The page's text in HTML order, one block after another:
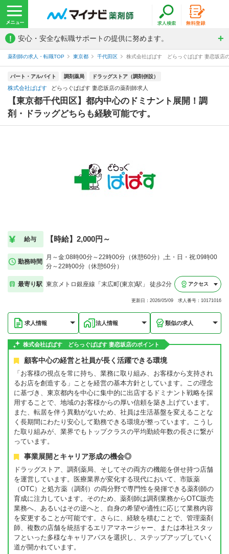
! 安心・安全な転職サポートの提供に努めます。
薬剤師の求人・転職TOP 東京都 千代田区 株式会社ぱぱす どらっぐぱぱす 妻恋坂店
パート・アルバイト 調剤薬局 ドラッグストア（調剤併設）
株式会社ぱぱす どらっぐぱぱす 妻恋坂店の薬剤師求人
【東京都千代田区】都内中心のドミナント展開！調
剤・ドラッグどちらも経験可能です。
給与 【時給】2,000円～
勤務時間
月～金:08時00分～22時00分（休憩60分）,土・日・祝:09時00
分～22時00分（休憩60分）
最寄り駅 東京メトロ銀座線「末広町(東京)駅」 徒歩2分 アクセス
更新日：2026/05/09 求人番号：10171016
求人情報 法人情報 類似の求人
株式会社ぱぱす どらっぐぱぱす 妻恋坂店のポイント
顧客中心の経営と社員が長く活躍できる環境
「お客様の視点を常に持ち、業務に取り組み、お客様から支持され
るお店を創造する」ことを経営の基本方針としています。この理念
に基づき、東京都内を中心に集中的に出店するドミナント戦略を採
用することで、地域のお客様からの厚い信頼を築き上げています。
また、転居を伴う異動がないため、社員は生活基盤を変えることな
く長期間にわたり安心して勤務できる環境が整っています。こうし
た取り組みが、業界でもトップクラスの平均勤続年数の長さに繋が
っています。
事業展開とキャリア形成の機会◎
ドラッグストア、調剤薬局、そしてその両方の機能を併せ持つ店舗
を運営しています。医療業界が変化する現代において、市販薬
（OTC）と処方薬（調剤）の両分野で専門性を発揮できる薬剤師の
育成に注力しています。そのため、薬剤師は調剤業務からOTC販売
業務へ、あるいはその逆へと、自身の希望や適性に応じて業務内容
を変更することが可能です。さらに、経験を積むことで、管理薬剤
師、複数の店舗を統括するエリアマネージャー、または本社スタッ
フといった多様なキャリアパスを選択し、ステップアップしていく
道が開かれています。